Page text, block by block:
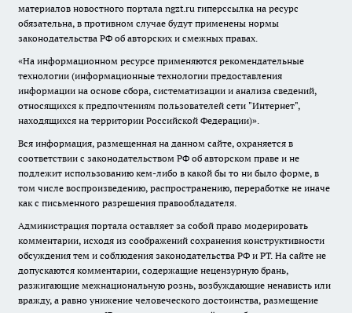
материалов новостного портала ngzt.ru гиперссылка на ресурс
обязательна, в противном случае будут применены нормы
законодательства РФ об авторских и смежных правах.
«На информационном ресурсе применяются рекомендательные
технологии (информационные технологии предоставления
информации на основе сбора, систематизации и анализа сведений,
относящихся к предпочтениям пользователей сети "Интернет",
находящихся на территории Российской Федерации)».
Вся информация, размещенная на данном сайте, охраняется в
соответствии с законодательством РФ об авторском праве и не
подлежит использованию кем-либо в какой бы то ни было форме, в
том числе воспроизведению, распространению, переработке не иначе
как с письменного разрешения правообладателя.
Администрация портала оставляет за собой право модерировать
комментарии, исходя из соображений сохранения конструктивности
обсуждения тем и соблюдения законодательства РФ и РТ. На сайте не
допускаются комментарии, содержащие нецензурную брань,
разжигающие межнациональную рознь, возбуждающие ненависть или
вражду, а равно унижение человеческого достоинства, размещение